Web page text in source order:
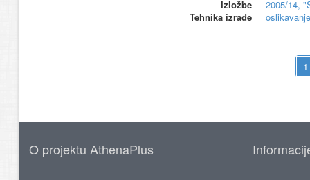
Izložbe
2005/14,
Tehnika izrade
oslikavanje
O projektu AthenaPlus